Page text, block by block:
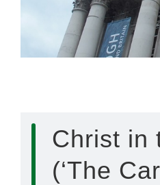
Christ in
(‘The